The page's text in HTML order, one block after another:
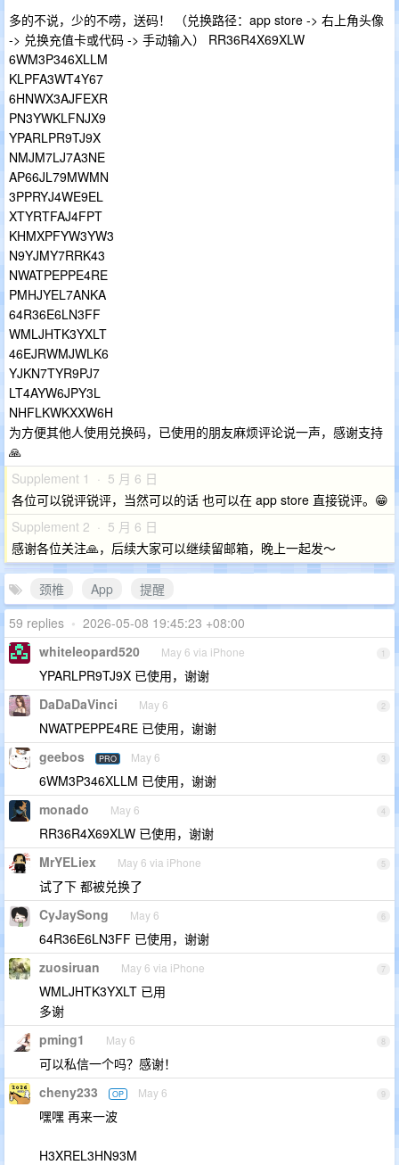
多的不说，少的不唠，送码！ （兑换路径：app store -> 右上角头像
-> 兑换充值卡或代码 -> 手动输入） RR36R4X69XLW
6WM3P346XLLM
KLPFA3WT4Y67
6HNWX3AJFEXR
PN3YWKLFNJX9
YPARLPR9TJ9X
NMJM7LJ7A3NE
AP66JL79MWMN
3PPRYJ4WE9EL
XTYRTFAJ4FPT
KHMXPFYW3YW3
N9YJMY7RRK43
NWATPEPPE4RE
PMHJYEL7ANKA
64R36E6LN3FF
WMLJHTK3YXLT
46EJRWMJWLK6
YJKN7TYR9PJ7
LT4AYW6JPY3L
NHFLKWKXXW6H
为方便其他人使用兑换码，已使用的朋友麻烦评论说一声，感谢支持
🙏
Supplement 1 · 5 月 6 日
各位可以锐评锐评，当然可以的话 也可以在 app store 直接锐评。😁
Supplement 2 · 5 月 6 日
感谢各位关注🙏，后续大家可以继续留邮箱，晚上一起发～
颈椎 App
提醒
59 replies • 2026-05-08 19:45:23 +08:00
1
whiteleopard520 May 6 via iPhone
YPARLPR9TJ9X 已使用，谢谢
2
DaDaDaVinci May 6
NWATPEPPE4RE 已使用，谢谢
3
geebos PRO May 6
6WM3P346XLLM 已使用，谢谢
4
monado May 6
RR36R4X69XLW 已使用，谢谢
5
MrYELiex May 6 via iPhone
试了下 都被兑换了
6
CyJaySong May 6
64R36E6LN3FF 已使用，谢谢
7
zuosiruan May 6 via iPhone
WMLJHTK3YXLT 已用
多谢
8
pming1 May 6
可以私信一个吗？感谢！
9
cheny233 OP May 6
嘿嘿 再来一波
H3XREL3HN93M